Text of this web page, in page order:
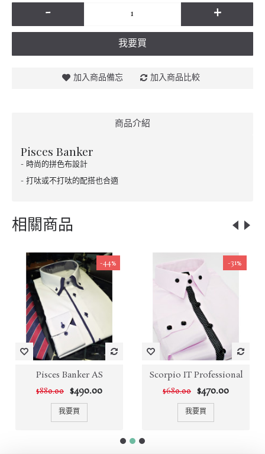
- +
我要買
加入商品備忘 加入商品比較
商品介紹
Pisces Banker
- 時尚的拼色布設計
- 打呔或不打呔的配搭也合適
相關商品
-44%
Pisces Banker AS
$880.00 $490.00
我要買
-31%
Scorpio IT Professional
$680.00 $470.00
我要買